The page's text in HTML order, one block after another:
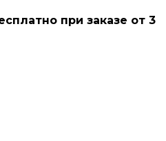
при заказе от 3